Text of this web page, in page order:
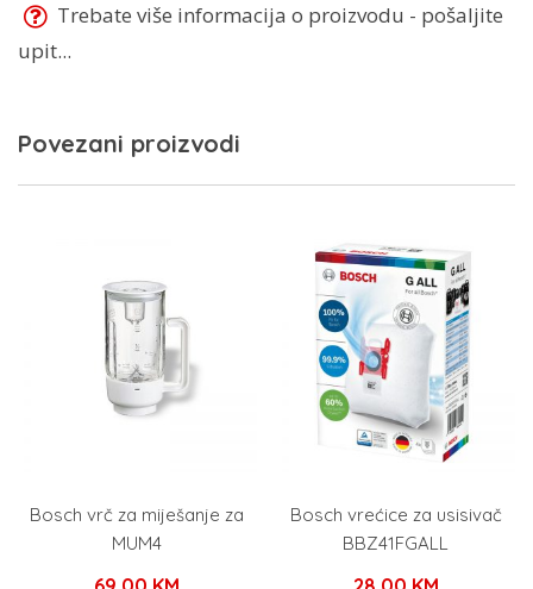
Trebate više informacija o proizvodu - pošaljite
upit...
Povezani proizvodi
Bosch vrč za miješanje za
MUM4
Bosch vrećice za usisivač
BBZ41FGALL